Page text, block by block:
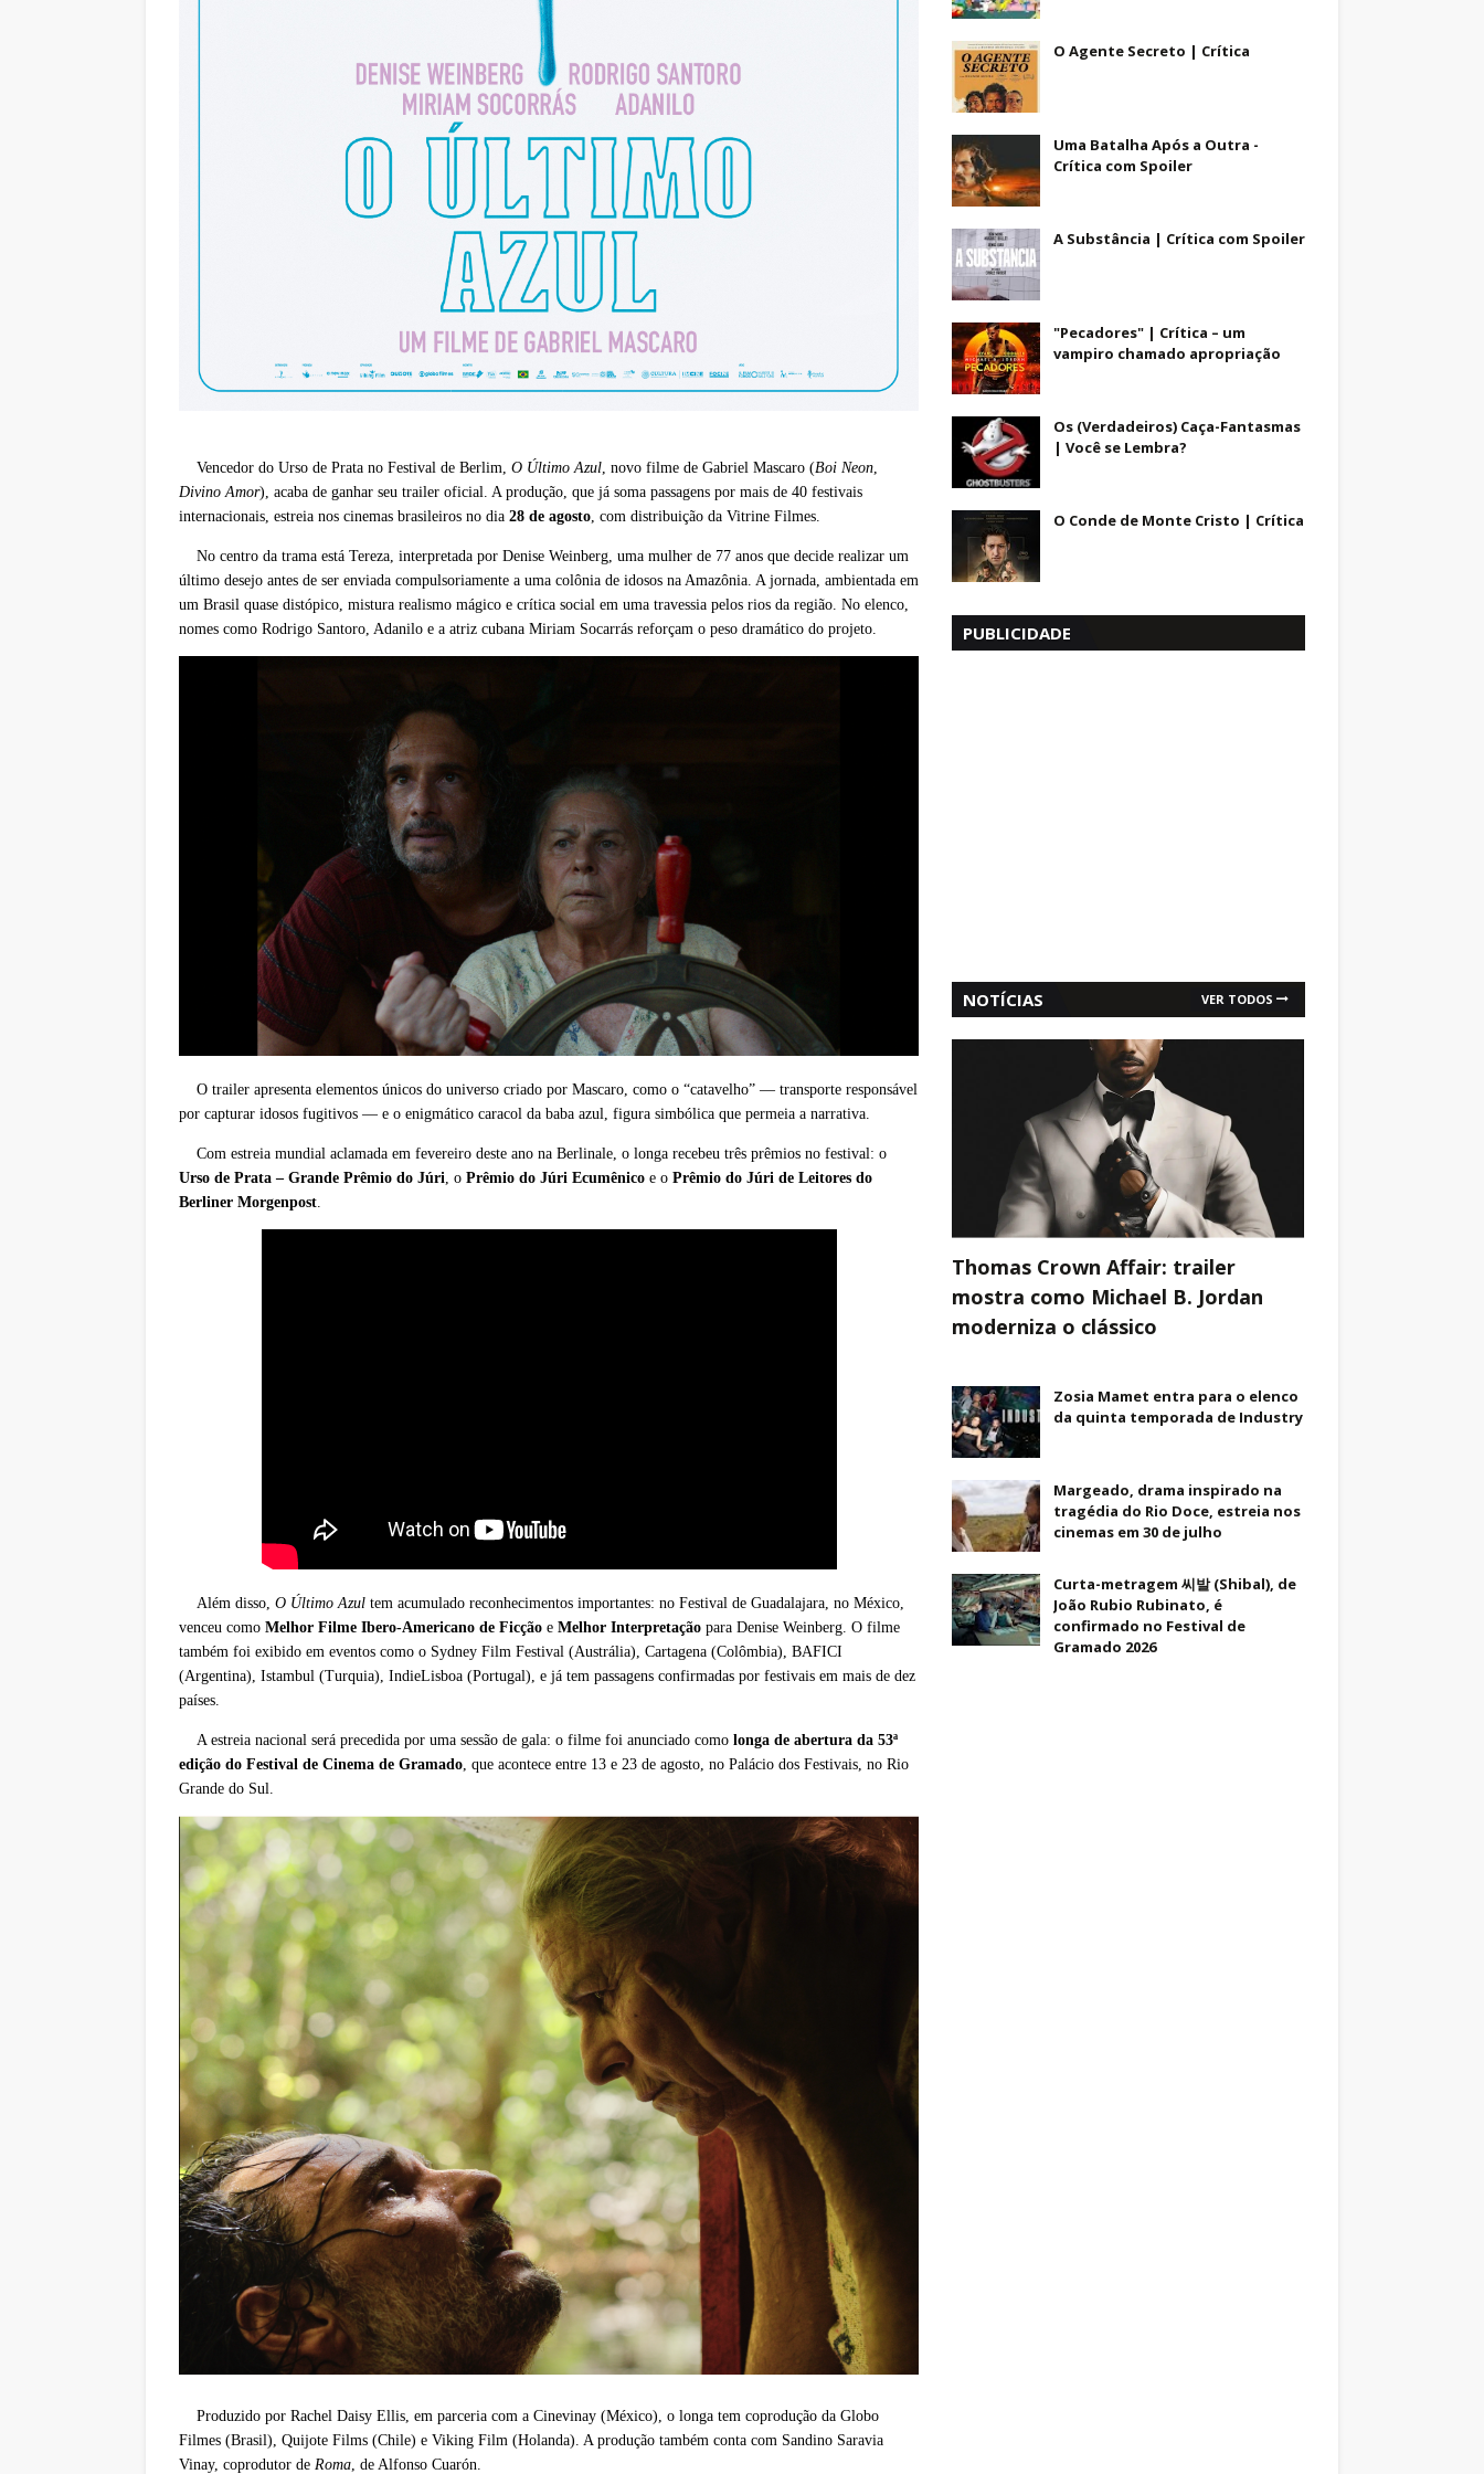
Vencedor do Urso de Prata no Festival de Berlim, O Último Azul , novo filme de Gabriel Mascaro (Boi Neon
Divino Amor), acaba de ganhar seu trailer oficial. A produção, que já soma passagens por mais de 40 festivais
internacionais, estreia nos cinemas brasileiros no dia 28 de agosto , com distribuição da Vitrine Filmes.
No centro da trama está Tereza, interpretada por Denise Weinberg, uma mulher de 77 anos que decide realizar um
último desejo antes de ser enviada compulsoriamente a uma colônia de idosos na Amazônia. A jornada, ambientada em
um Brasil quase distópico, mistura realismo mágico e crítica social em uma travessia pelos rios da região. No elenco,
nomes como Rodrigo Santoro, Adanilo e a atriz cubana Miriam Socarrás reforçam o peso dramático do projeto.
O trailer apresenta elementos únicos do universo criado por Mascaro, como o “catavelho” — transporte responsável
por capturar idosos fugitivos — e o enigmático caracol da baba azul, figura simbólica que permeia a narrativa.
Com estreia mundial aclamada em fevereiro deste ano na Berlinale, o longa recebeu três prêmios no festival: o
Urso de Prata – Grande Prêmio do Júri , o Prêmio do Júri Ecumênico e o Prêmio do Júri de Leitores do
Berliner Morgenpost
Além disso, O Último Azul tem acumulado reconhecimentos importantes: no Festival de Guadalajara, no México,
venceu como Melhor Filme Ibero-Americano de Ficção e Melhor Interpretação para Denise Weinberg. O filme
também foi exibido em eventos como o Sydney Film Festival (Austrália), Cartagena (Colômbia), BAFICI
(Argentina), Istambul (Turquia), IndieLisboa (Portugal), e já tem passagens confirmadas por festivais em mais de dez
países.
A estreia nacional será precedida por uma sessão de gala: o filme foi anunciado como longa de abertura da 53ª
edição do Festival de Cinema de Gramado , que acontece entre 13 e 23 de agosto, no Palácio dos Festivais, no Rio
Grande do Sul.
Produzido por Rachel Daisy Ellis, em parceria com a Cinevinay (México), o longa tem coprodução da Globo
Filmes (Brasil), Quijote Films (Chile) e Viking Film (Holanda). A produção também conta com Sandino Saravia
Vinay, coprodutor de Roma , de Alfonso Cuarón.
O Agente Secreto | Crítica
Uma Batalha Após a Outra -
Crítica com Spoiler
A Substância | Crítica com Spoiler
"Pecadores" | Crítica – um
vampiro chamado apropriação
Os (Verdadeiros) Caça-Fantasmas
| Você se Lembra?
O Conde de Monte Cristo | Crítica
PUBLICIDADE
NOTÍCIAS VER TODOS
Thomas Crown Affair: trailer
mostra como Michael B. Jordan
moderniza o clássico
Zosia Mamet entra para o elenco
da quinta temporada de Industry
Margeado, drama inspirado na
tragédia do Rio Doce, estreia nos
cinemas em 30 de julho
Curta-metragem 씨발 (Shibal), de
João Rubio Rubinato, é
confirmado no Festival de
Gramado 2026